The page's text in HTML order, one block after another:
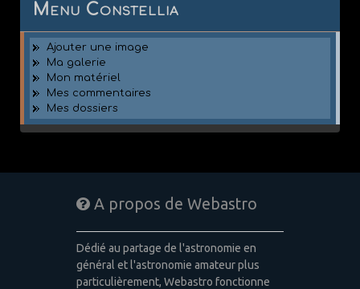
Menu Constellia
Ajouter une image
Ma galerie
Mon matériel
Mes commentaires
Mes dossiers
A propos de Webastro
Dédié au partage de l'astronomie en
général et l'astronomie amateur plus
particulièrement, Webastro fonctionne